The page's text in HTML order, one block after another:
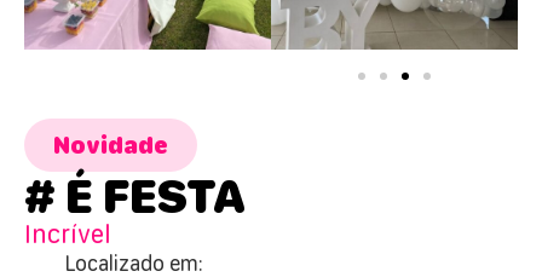
Novidade
# É FESTA
Incrível
Localizado em: